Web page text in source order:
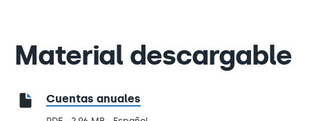
Material descargable
Cuentas anuales